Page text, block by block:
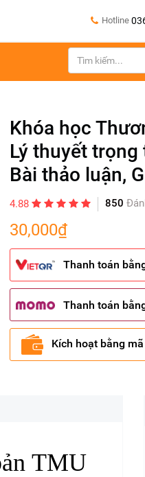
Hotline
Khóa học
Lý thuyết trọng
Bài thảo luận,
4.88 850
30,000₫
Thanh toán
Thanh toán
Kích hoạt bằng
TMU